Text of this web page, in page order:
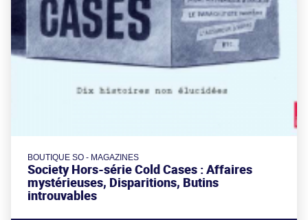
BOUTIQUE SO - MAGAZINES
Society Hors-série Cold Cases : Affaires
mystérieuses, Disparitions, Butins
introuvables